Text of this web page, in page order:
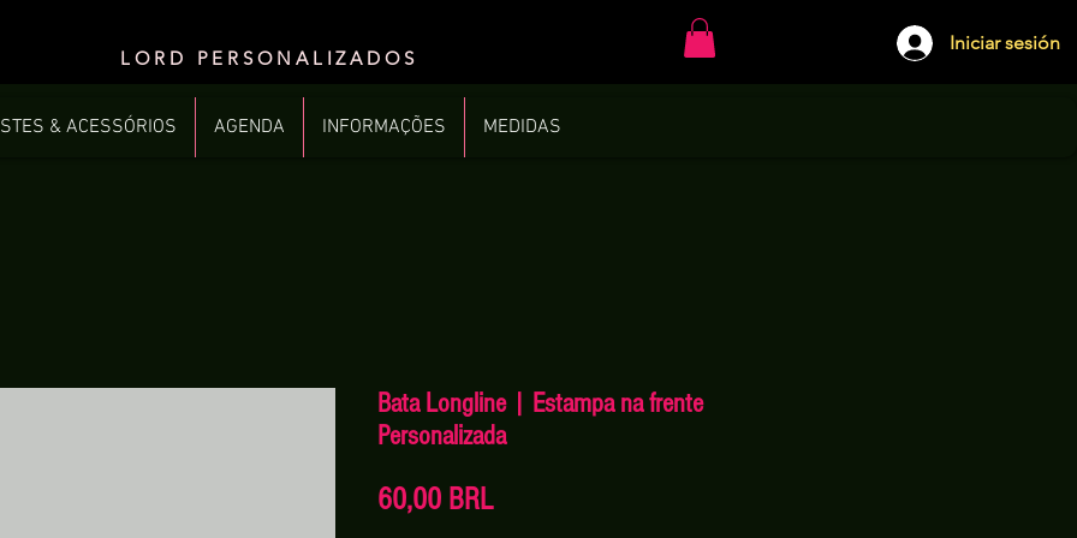
Iniciar sesión
LORD PERSONALIZADOS
& ACESSÓRIOS AGENDA INFORMAÇÕES MEDIDAS
Bata Longline | Estampa na frente
Personalizada
60,00 BRLPrecio